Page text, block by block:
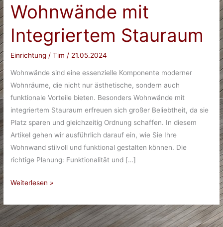
Wohnwände mit
Integriertem Stauraum
Einrichtung /Tim / 21.05.2024
Wohnwände sind eine essenzielle Komponente moderner
Wohnräume, die nicht nur ästhetische, sondern auch
funktionale Vorteile bieten. Besonders Wohnwände mit
integriertem Stauraum erfreuen sich großer Beliebtheit, da sie
Platz sparen und gleichzeitig Ordnung schaffen. In diesem
Artikel gehen wir ausführlich darauf ein, wie Sie Ihre
Wohnwand stilvoll und funktional gestalten können. Die
richtige Planung: Funktionalität und […]
Stilvoll
Funktional:
Wohnwände
Weiterlesen »